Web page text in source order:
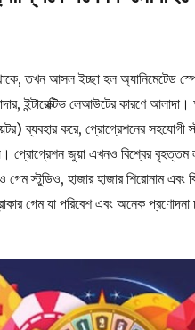
তখন আসল ইচ্ছা হল অ্যানিমেটেড
ইন্টারেক্টিভ লেআউটের কারণে
ব্যবহার করে, প্রোগ্রেশনের সহযোগী
প্রোগ্রেশন জুয়া এখনও বিশ্বের বৃহত্তম
স্টুডিও, হাজার হাজার শিরোনাম এবং
গেম যা পরিবেশ এবং অনেক প্রণোদনা